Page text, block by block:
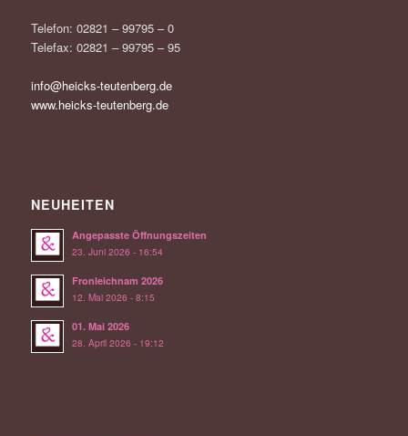
Telefon: 02821 – 99795 – 0
Telefax: 02821 – 99795 – 95
info@heicks-teutenberg.de
www.heicks-teutenberg.de
NEUHEITEN
Angepasste Öffnungszeiten
23. Juni 2026 - 16:54
Fronleichnam 2026
12. Mai 2026 - 8:15
01. Mai 2026
28. April 2026 - 19:12